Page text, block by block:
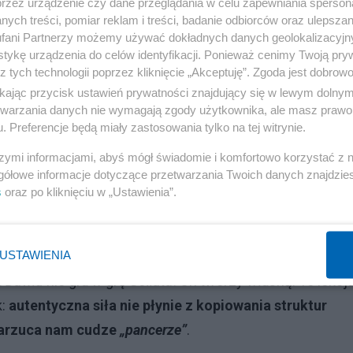
do aktywnego kształtowania swojej rzeczywistości,
biblijną. Jest archetypem„niszczyciela”. Jego
sukcesu w oparciu o nowe dane, których
szansę na przeżycie w starciu wręcz
(gdzie
zero), on zmienia reguły gry. Odrzucenie zbroi
precyzyjną i szybką
. On tworzy własną. To
autentyczna siła nie płynie z kopiowania struktur
nam cudze „pancerze”.
treści, pomiar reklam i treści, badanie odbiorców oraz
Partnerzy możemy używać dokładnych danych
urządzenia do celów identyfikacji. Ponieważ cenimy Twoją
tych technologii poprzez kliknięcie „Akceptuję”. Zgoda jest
przycisk ustawień prywatności znajdujący się w lewym
danych nie wymagają zgody użytkownika, ale masz
Preferencje będą miały zastosowania tylko na tej witrynie.
informacjami, abyś mógł świadomie i komfortowo korzystać z
informacje dotyczące przetwarzania Twoich danych
oraz po kliknięciu w „Ustawienia”.
USTAWIENIA